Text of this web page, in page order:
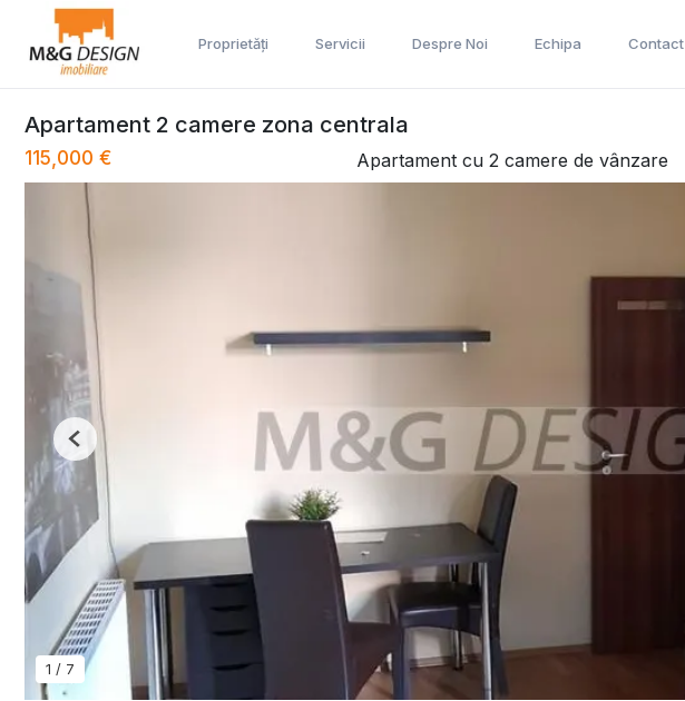
Proprietăți Servicii Despre Noi Echipa Contact
Apartament 2 camere zona centrala
115,000 € Apartament cu 2 camere de vânzare
1 / 7
Previous